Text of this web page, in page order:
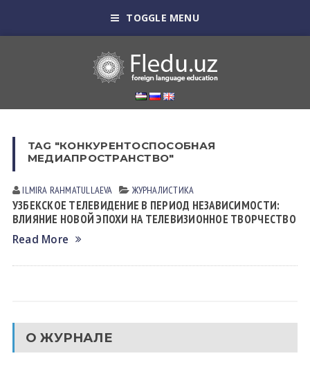
TOGGLE MENU
TAG "КОНКУРЕНТОСПОСОБНАЯ
МЕДИАПРОСТРАНСТВО"
ILMIRA RAHMATULLAEVA ЖУРНАЛИСТИКА
УЗБЕКСКОЕ ТЕЛЕВИДЕНИЕ В ПЕРИОД НЕЗАВИСИМОСТИ:
ВЛИЯНИЕ НОВОЙ ЭПОХИ НА ТЕЛЕВИЗИОННОЕ ТВОРЧЕСТВО
Read More
О ЖУРНАЛЕ